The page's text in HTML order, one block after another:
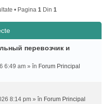
• Pagina 1 Din 1
перевозчик и
6:49 am » în Forum Principal
8:14 pm » în Forum Principal